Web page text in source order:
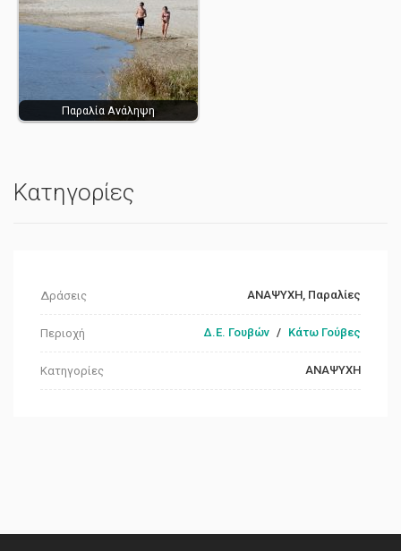
Παραλία Ανάληψη
Κατηγορίες
Δράσεις ΑΝΑΨΥΧΗ, Παραλίες
Περιοχή Δ.Ε. Γουβών / Κάτω Γούβες
Κατηγορίες ΑΝΑΨΥΧΗ